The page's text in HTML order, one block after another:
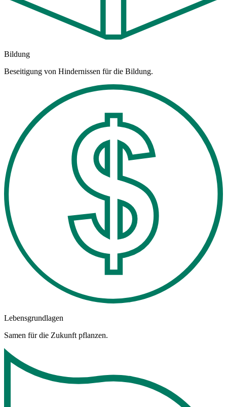
Bildung
Beseitigung von Hindernissen für die Bildung.
Lebensgrundlagen
Samen für die Zukunft pflanzen.